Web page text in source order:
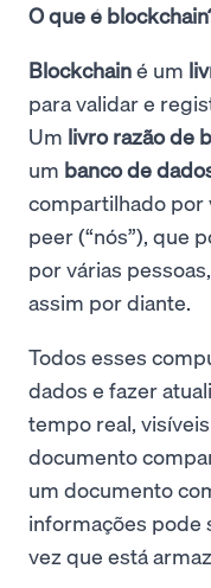
O que é
Blockchainé um
para validar e
Um livro razão de
um banco de
compartilhado
peer (“nós”), que
por várias
assim por diante.
Todos esses
dados e fazer
tempo real,
documento
um documento
informações pode
vez que está